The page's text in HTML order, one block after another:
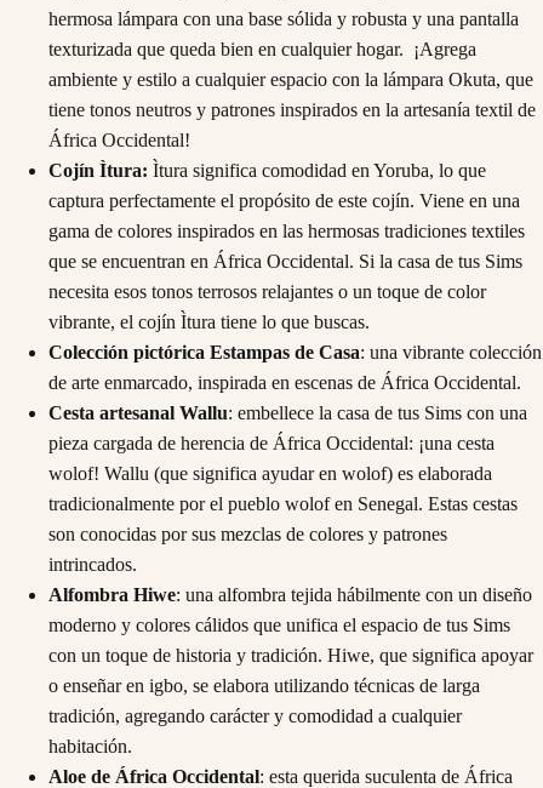
hermosa lámpara con una base sólida y robusta y una pantalla
texturizada que queda bien en cualquier hogar. ¡Agrega
ambiente y estilo a cualquier espacio con la lámpara Okuta, que
tiene tonos neutros y patrones inspirados en la artesanía textil de
África Occidental!
Cojín Ìtura: Ìtura significa comodidad en Yoruba, lo que
captura perfectamente el propósito de este cojín. Viene en una
gama de colores inspirados en las hermosas tradiciones textiles
que se encuentran en África Occidental. Si la casa de tus Sims
necesita esos tonos terrosos relajantes o un toque de color
vibrante, el cojín Ìtura tiene lo que buscas.
Colección pictórica Estampas de Casa: una vibrante colección
de arte enmarcado, inspirada en escenas de África Occidental.
Cesta artesanal Wallu: embellece la casa de tus Sims con una
pieza cargada de herencia de África Occidental: ¡una cesta
wolof! Wallu (que significa ayudar en wolof) es elaborada
tradicionalmente por el pueblo wolof en Senegal. Estas cestas
son conocidas por sus mezclas de colores y patrones
intrincados.
Alfombra Hiwe: una alfombra tejida hábilmente con un diseño
moderno y colores cálidos que unifica el espacio de tus Sims
con un toque de historia y tradición. Hiwe, que significa apoyar
o enseñar en igbo, se elabora utilizando técnicas de larga
tradición, agregando carácter y comodidad a cualquier
habitación.
Aloe de África Occidental: esta querida suculenta de África